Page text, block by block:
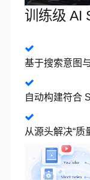
训练级 AI
基于搜索意图
自动构建符合
从源头解决“质